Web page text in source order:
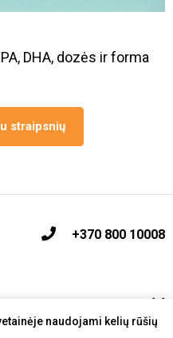
naudojami kelių rūšių
DHA, dozės ir forma
straipsnių
+370 800 10008